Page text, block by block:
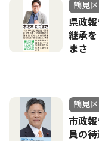
鶴見区
県政
継承
まさ
鶴見区
市政
員の